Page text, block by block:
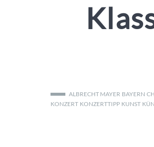
ALBRECHT MAYER BAYERN
KONZERT KONZERTTIPP KUNST